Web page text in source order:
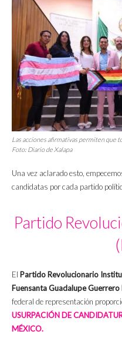
Las acciones afirmativas permiten que
Foto: Diario de Xalapa
Una vez aclarado esto,
candidatas por cada partido
Partido
El Partido Revolucionario
Fuensanta Guadalupe Guerrero
federal de representación
USURPACIÓN DE
MÉXICO.